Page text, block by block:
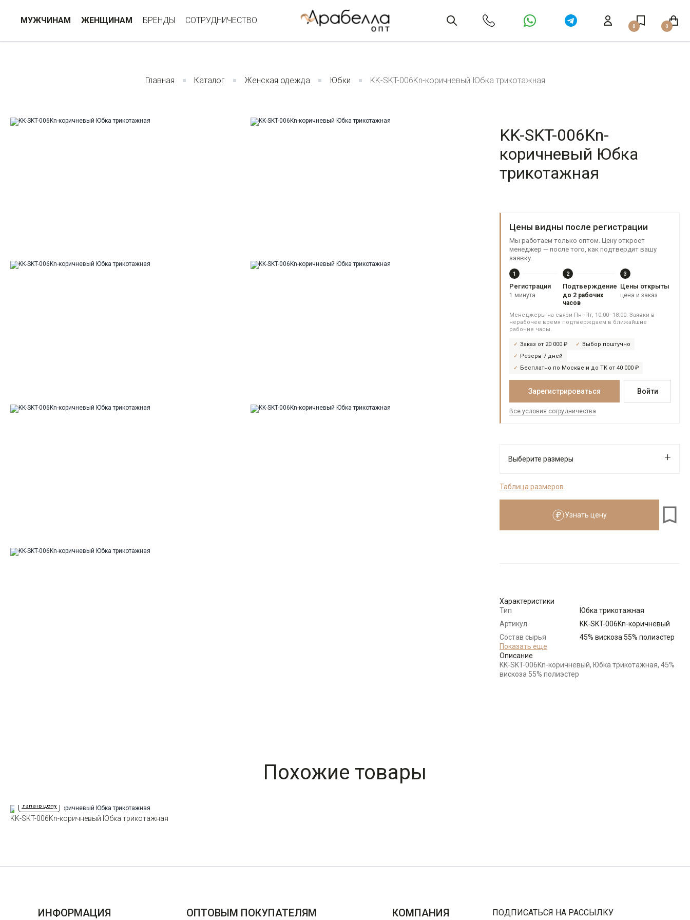
МУЖЧИНАМ ЖЕНЩИНАМ БРЕНДЫ СОТРУДНИЧЕСТВО
0 0
Главная Каталог Женская одежда Юбки KK-SKT-006Kn-коричневый Юбка трикотажная
KK-SKT-006Kn-
коричневый Юбка
трикотажная
Цены видны после регистрации
Мы работаем только оптом. Цену откроет
менеджер — после того, как подтвердит вашу
заявку.
1
Регистрация
1 минута
2
Подтверждение
до 2 рабочих
часов
3
Цены открыты
цена и заказ
Менеджеры на связи Пн–Пт, 10:00–18:00. Заявки в
нерабочее время подтверждаем в ближайшие
рабочие часы.
Заказ от 20 000 ₽
Выбор поштучно
Резерв 7 дней
Бесплатно по Москве и до ТК от 40 000 ₽
Зарегистрироваться Войти
Все условия сотрудничества
Выберите размеры
Размеры для роста
Размер Количество Доступно
48
поступлении
50
поступлении
52
поступлении
Таблица размеров
Узнать цену
Характеристики
Тип
Юбка трикотажная
Артикул
KK-SKT-006Kn-коричневый
Состав сырья
45% вискоза 55% полиэстер
Бренд
Модель
Прилегающая
Цвет
Показать еще
Описание
KK-SKT-006Kn-коричневый, Юбка трикотажная, 45%
вискоза 55% полиэстер
Похожие товары
Узнать цену
KK-SKT-006Kn-коричневый Юбка трикотажная
ИНФОРМАЦИЯ ОПТОВЫМ ПОКУПАТЕЛЯМ КОМПАНИЯ ПОДПИСАТЬСЯ НА РАССЫЛКУ